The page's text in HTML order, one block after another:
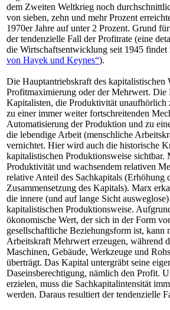
dem Zweiten Weltkrieg noch
von sieben, zehn und mehr Prozent
1970er Jahre auf unter 2 Prozent. Grund
der tendenzielle Fall der Profitrate (eine
die Wirtschaftsentwicklung seit 1945
von Hayek und Keynes“).
Die Hauptantriebskraft des kapitalistischen
Profitmaximierung oder der Mehrwert.
Kapitalisten, die Produktivität unaufhörlich
zu einer immer weiter fortschreitenden
Automatisierung der Produktion und zu
die lebendige Arbeit (menschliche
vernichtet. Hier wird auch die historische
kapitalistischen Produktionsweise sichtbar.
Produktivität und wachsendem relativen
relative Anteil des Sachkapitals (Erhöhung
Zusammensetzung des Kapitals). Marx
die innere (und auf lange Sicht ausweglose)
kapitalistischen Produktionsweise.
ökonomische Wert, der sich in der Form
gesellschaftliche Beziehungsform ist, kann
Arbeitskraft Mehrwert erzeugen, während
Maschinen, Gebäude, Werkzeuge und
überträgt. Das Kapital untergräbt seine
Daseinsberechtigung, nämlich den Profit.
erzielen, muss die Sachkapitalintensität
werden. Daraus resultiert der tendenzielle